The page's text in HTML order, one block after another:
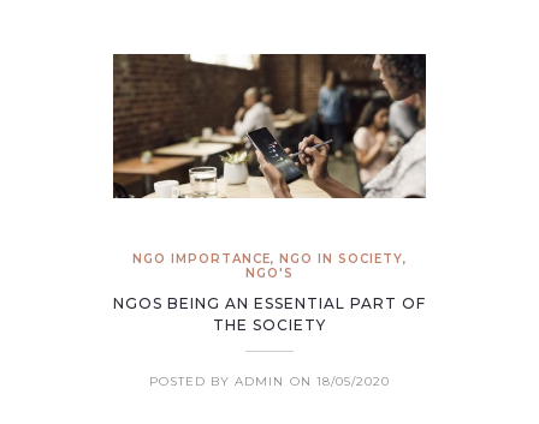
NGO IMPORTANCE, NGO IN SOCIETY,
NGO'S
NGOS BEING AN ESSENTIAL PART OF
THE SOCIETY
POSTED BY ADMIN ON 18/05/2020